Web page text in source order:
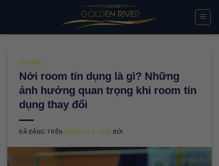
TIN TỨC
Nới room tín dụng là gì? Những
ảnh hưởng quan trọng khi room tín
dụng thay đổi
ĐÃ ĐĂNG TRÊNTHÁNG 4 1, 2025 BỞI